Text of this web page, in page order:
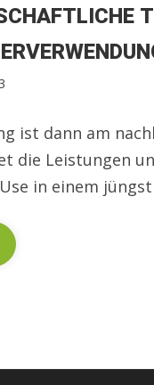
ist dann am
die Leistungen
in einem